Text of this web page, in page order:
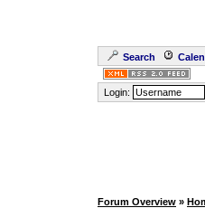
Search
Login:
Forum Overview »